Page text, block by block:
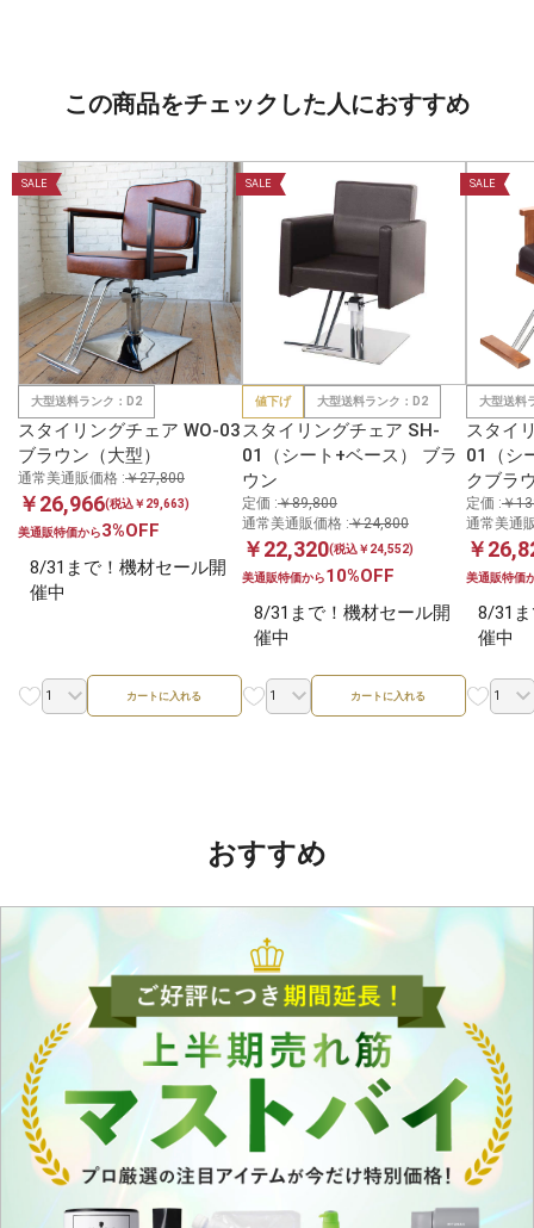
この商品をチェックした人におすすめ
SALE
大型送料ランク：D2
スタイリングチェア WO-03
ブラウン（大型）
通常美通販価格 :￥27,800
￥26,966(税込￥29,663)
美通販特価から3%OFF
8/31まで！機材セール開
催中
カートに入れる
SALE
値下げ 大型送料ランク：D2
スタイリングチェア SH-
01（シート+ベース） ブラ
ウン
定価 :￥89,800
通常美通販価格 :￥24,800
￥22,320(税込￥24,552)
美通販特価から10%OFF
8/31まで！機材セール開
催中
カートに入れる
SALE
大型送料
スタイ
01（シ
クブラ
定価 :￥
通常美通
￥
美通販特価
8/31
催中
おすすめ